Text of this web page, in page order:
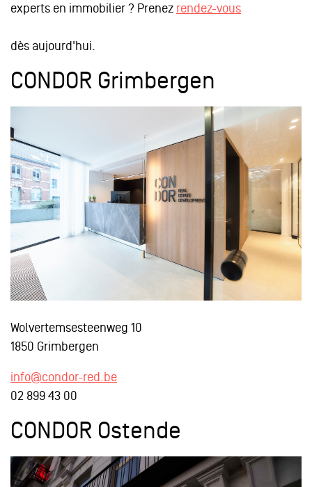
experts en immobilier ? Prenez rendez-vous
dès aujourd'hui.
CONDOR Grimbergen
Wolvertemsesteenweg 10
1850 Grimbergen
info@condor-red.be
02 899 43 00
CONDOR Ostende